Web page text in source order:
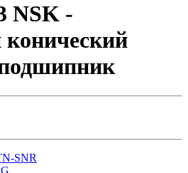
NSK -
SNR